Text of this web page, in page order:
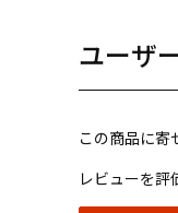
ユーザ
この商品に寄
レビューを評